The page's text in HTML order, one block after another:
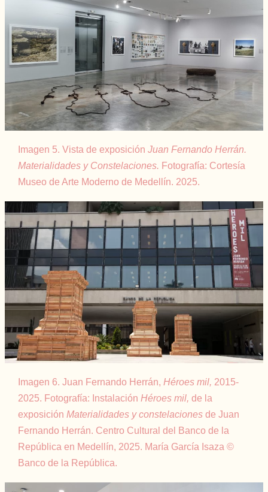
Imagen 5. Vista de exposiciónJuan Fernando Herrán.
Materialidades y Constelaciones. Fotografía: Cortesía
Museo de Arte Moderno de Medellín. 2025.
Imagen 6. Juan Fernando Herrán,Héroes mil, 2015-
2025. Fotografía: InstalaciónHéroes mil, de la
exposiciónMaterialidades y constelaciones de Juan
Fernando Herrán. Centro Cultural del Banco de la
República en Medellín, 2025. María García Isaza ©
Banco de la República.